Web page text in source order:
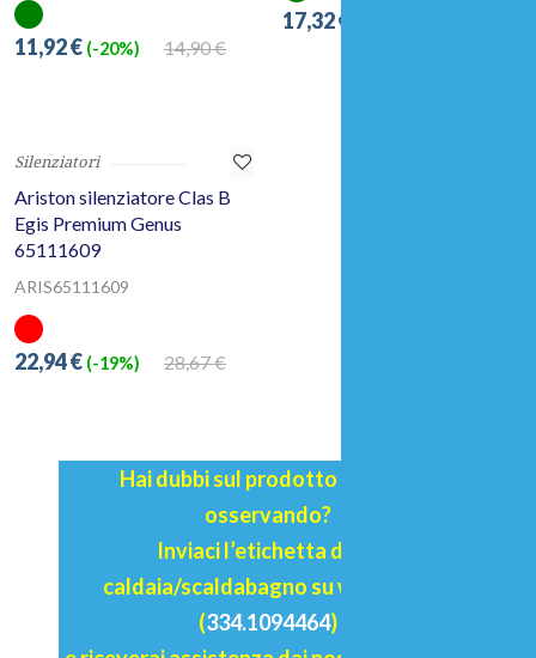
14,90 €
11,92 € (-20%)
17,32 €
Ariston silenziatore Clas B
Egis Premium Genus
65111609
ARIS65111609
28,67 €
22,94 € (-19%)
Hai dubbi sul prodotto che stai
osservando?
Inviaci l’etichetta della
caldaia/scaldabagno su whatsapp
(334.1094464)